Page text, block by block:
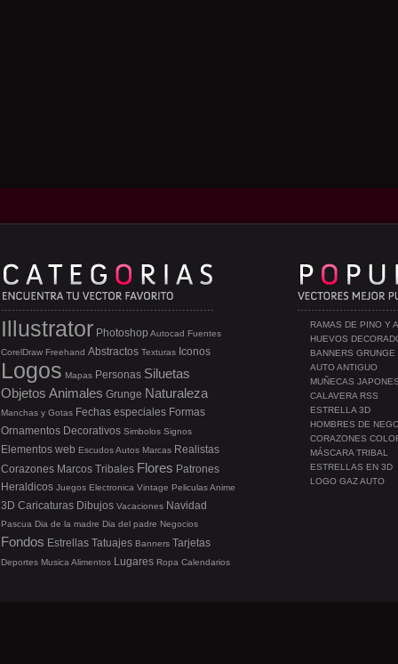
RAMAS DE PINO Y
HUEVOS
BANNERS GRUNGE
AUTO ANTIGUO
MUÑECAS
CALAVERA RSS
ESTRELLA 3D
HOMBRES DE
CORAZONES
MÁSCARA TRIBAL
ESTRELLAS EN 3D
LOGO GAZ AUTO
Illustrator Photoshop Autocad Fuentes
CorelDraw Freehand Abstractos Texturas Iconos
Logos Mapas Personas Siluetas
Objetos Animales Grunge Naturaleza
Manchas y Gotas Fechas especiales Formas
Ornamentos Decorativos Simbolos Signos
Elementos web EscudosAutos Marcas Realistas
Corazones Marcos Tribales Flores Patrones
Heraldicos Juegos Electronica Vintage PeliculasAnime
3D Caricaturas Dibujos Vacaciones Navidad
Pascua Dia de la madre Dia del padre Negocios
Fondos Estrellas Tatuajes Banners Tarjetas
Deportes Musica Alimentos Lugares Ropa Calendarios